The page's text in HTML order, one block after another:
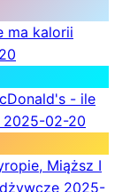
ma kalorii
- ile
2025-02-20
Miąższ I
2025-